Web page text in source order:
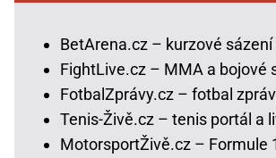
BetArena.cz – kurzové sázení
FightLive.cz – MMA a bojové
FotbalZprávy.cz – fotbal
Tenis-Živě.cz – tenis portál a
MotorsportŽivě.cz – Formule